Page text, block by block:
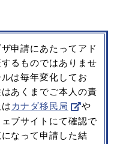
申請にあたってアド
るものではありませ
は毎年変化してお
あくまでご本人の責
カナダ移民局
や
ブサイトにて確認で
なって申請した結